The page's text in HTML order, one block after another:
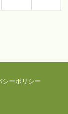
シーポリシー